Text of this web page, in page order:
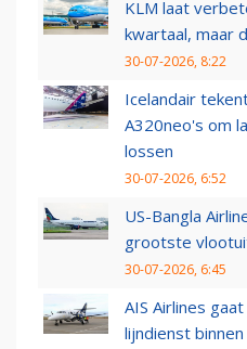
KLM laat
kwartaal, maar
30-07-2026, 8:22
Icelandair
A320neo's om
lossen
30-07-2026, 6:52
US-Bangla
grootste
30-07-2026, 6:45
AIS Airlines
lijndienst binnen